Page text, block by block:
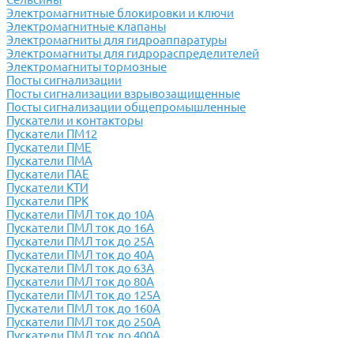
Электромагнитные блокировки и ключи
Электромагнитные клапаны
Электромагниты для гидроаппаратуры
Электромагниты для гидрораспределителей
Электромагниты тормозные
Посты сигнализации
Посты сигнализации взрывозащищенные
Посты сигнализации общепромышленные
Пускатели и контакторы
Пускатели ПМ12
Пускатели ПМЕ
Пускатели ПМА
Пускатели ПАЕ
Пускатели КТИ
Пускатели ПРК
Пускатели ПМЛ ток до 10А
Пускатели ПМЛ ток до 16А
Пускатели ПМЛ ток до 25А
Пускатели ПМЛ ток до 40А
Пускатели ПМЛ ток до 63А
Пускатели ПМЛ ток до 80А
Пускатели ПМЛ ток до 125А
Пускатели ПМЛ ток до 160А
Пускатели ПМЛ ток до 250А
Пускатели ПМЛ ток до 400А